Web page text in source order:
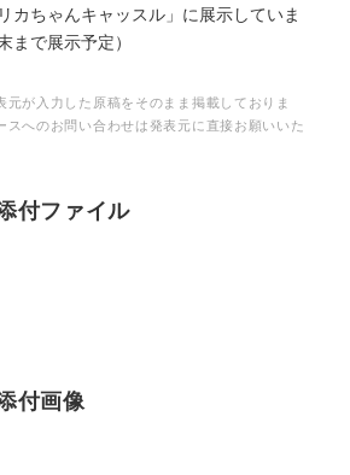
カちゃんキャッスル」に展示していま
まで展示予定）
元が入力した原稿をそのまま掲載しておりま
スへのお問い合わせは発表元に直接お願いいた
付ファイル
付画像